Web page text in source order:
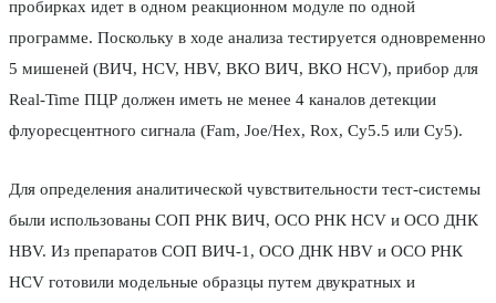
пробирках идет в одном реакционном модуле по одной
программе. Поскольку в ходе анализа тестируется одновременно
5 мишеней (ВИЧ, HCV, HBV, ВКО ВИЧ, ВКО HСV), прибор для
Real-Time ПЦР должен иметь не менее 4 каналов детекции
флуоресцентного сигнала (Fam, Joe/Hex, Rox, Cy5.5 или Cy5).
Для определения аналитической чувствительности тест-системы
были использованы СОП РНК ВИЧ, ОСО РНК HCV и ОСО ДНК
HBV. Из препаратов СОП ВИЧ-1, ОСО ДНК HBV и ОСО РНК
HCV готовили модельные образцы путем двукратных и